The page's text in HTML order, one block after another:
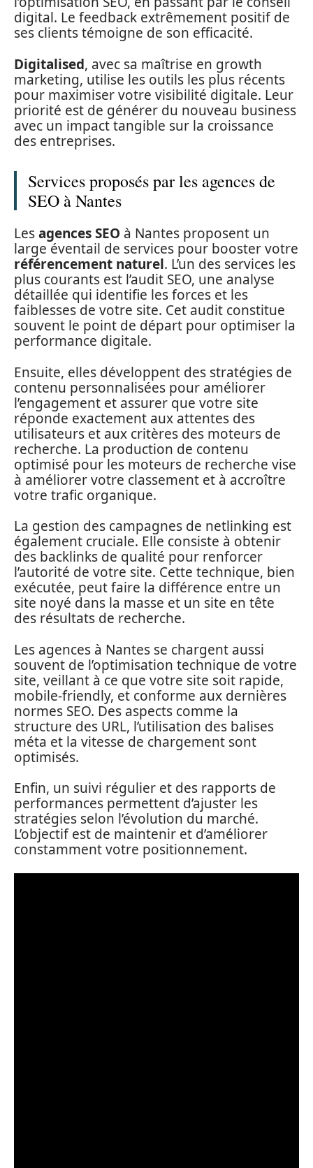
digital. Le feedback extrêmement positif de
ses clients témoigne de son efficacité.
Digitalised, avec sa maîtrise en growth
marketing, utilise les outils les plus récents
pour maximiser votre visibilité digitale. Leur
priorité est de générer du nouveau business
avec un impact tangible sur la croissance
des entreprises.
Services proposés par les agences de
SEO à Nantes
Lesagences SEO à Nantes proposent un
large éventail de services pour booster votre
référencement naturel. L’un des services les
plus courants est l’audit SEO, une analyse
détaillée qui identifie les forces et les
faiblesses de votre site. Cet audit constitue
souvent le point de départ pour optimiser la
performance digitale.
Ensuite, elles développent des stratégies de
contenu personnalisées pour améliorer
l’engagement et assurer que votre site
réponde exactement aux attentes des
utilisateurs et aux critères des moteurs de
recherche. La production de contenu
optimisé pour les moteurs de recherche vise
à améliorer votre classement et à accroître
votre trafic organique.
La gestion des campagnes de netlinking est
également cruciale. Elle consiste à obtenir
des backlinks de qualité pour renforcer
l’autorité de votre site. Cette technique, bien
exécutée, peut faire la différence entre un
site noyé dans la masse et un site en tête
des résultats de recherche.
Les agences à Nantes se chargent aussi
souvent de l’optimisation technique de votre
site, veillant à ce que votre site soit rapide,
mobile-friendly, et conforme aux dernières
normes SEO. Des aspects comme la
structure des URL, l’utilisation des balises
méta et la vitesse de chargement sont
optimisés.
Enfin, un suivi régulier et des rapports de
performances permettent d’ajuster les
stratégies selon l’évolution du marché.
L’objectif est de maintenir et d’améliorer
constamment votre positionnement.